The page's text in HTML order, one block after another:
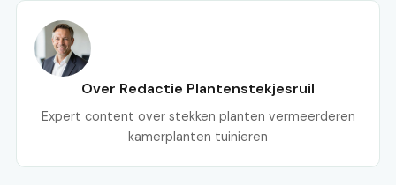
Over Redactie Plantenstekjesruil
Expert content over stekken planten vermeerderen
kamerplanten tuinieren